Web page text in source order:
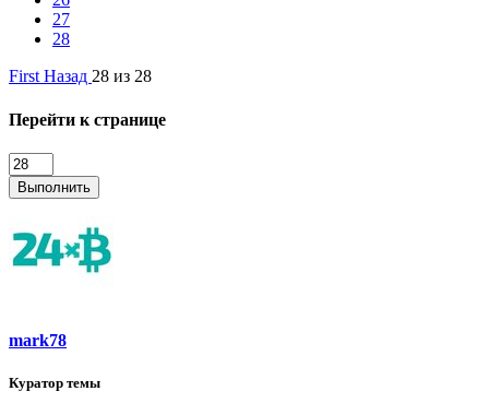
27
28
First Назад 28 из 28
Перейти к странице
Выполнить
mark78
Куратор темы